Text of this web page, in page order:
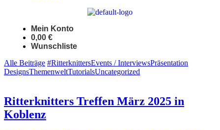
Mein Konto
0,00 €
Wunschliste
Alle Beiträge #RitterknittersEvents / InterviewsPräsentation
DesignsThemenweltTutorialsUncategorized
Ritterknitters Treffen März 2025 in
Koblenz